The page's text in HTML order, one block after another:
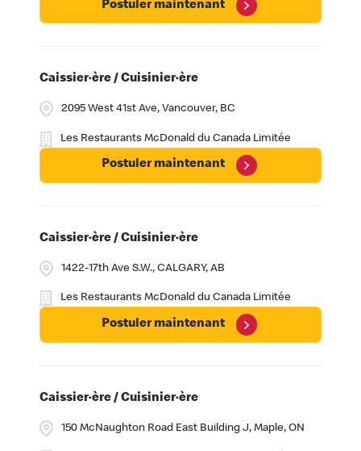
Postuler maintenant
Caissier·ère / Cuisinier·ère
2095 West 41st Ave, Vancouver, BC
Les Restaurants McDonald du Canada Limitée
Postuler maintenant
Caissier·ère / Cuisinier·ère
1422-17th Ave S.W., CALGARY, AB
Les Restaurants McDonald du Canada Limitée
Postuler maintenant
Caissier·ère / Cuisinier·ère
150 McNaughton Road East Building J, Maple, ON